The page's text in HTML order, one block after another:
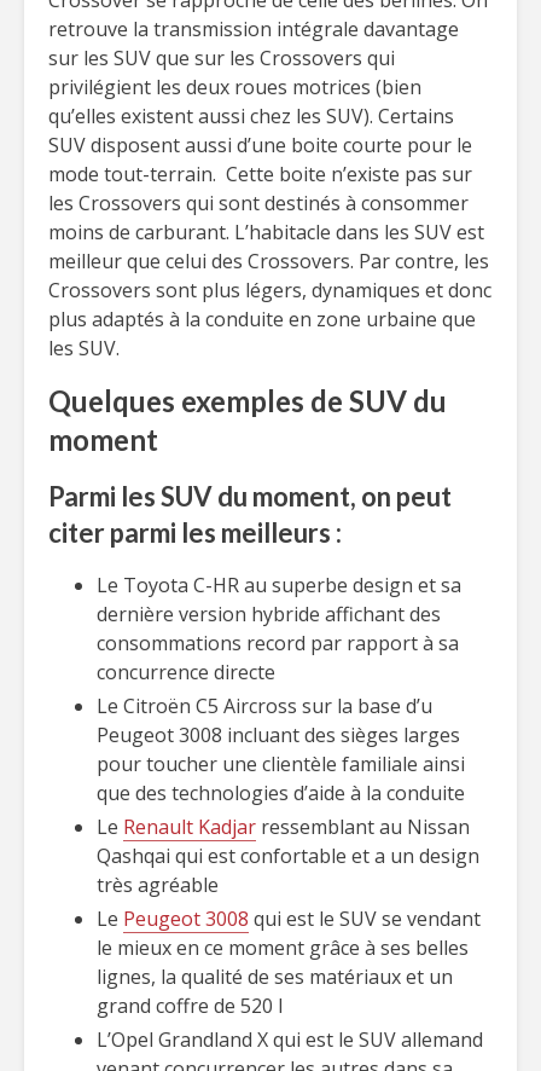
retrouve la transmission intégrale davantage
sur les SUV que sur les Crossovers qui
privilégient les deux roues motrices (bien
qu’elles existent aussi chez les SUV). Certains
SUV disposent aussi d’une boite courte pour le
mode tout-terrain. Cette boite n’existe pas sur
les Crossovers qui sont destinés à consommer
moins de carburant. L’habitacle dans les SUV est
meilleur que celui des Crossovers. Par contre, les
Crossovers sont plus légers, dynamiques et donc
plus adaptés à la conduite en zone urbaine que
les SUV.
Quelques exemples de SUV du
moment
Parmi les SUV du moment, on peut
citer parmi les meilleurs :
Le Toyota C-HR au superbe design et sa
dernière version hybride affichant des
consommations record par rapport à sa
concurrence directe
Le Citroën C5 Aircross sur la base d’u
Peugeot 3008 incluant des sièges larges
pour toucher une clientèle familiale ainsi
que des technologies d’aide à la conduite
Le Renault Kadjar ressemblant au Nissan
Qashqai qui est confortable et a un design
très agréable
Le Peugeot 3008 qui est le SUV se vendant
le mieux en ce moment grâce à ses belles
lignes, la qualité de ses matériaux et un
grand coffre de 520 l
L’Opel Grandland X qui est le SUV allemand